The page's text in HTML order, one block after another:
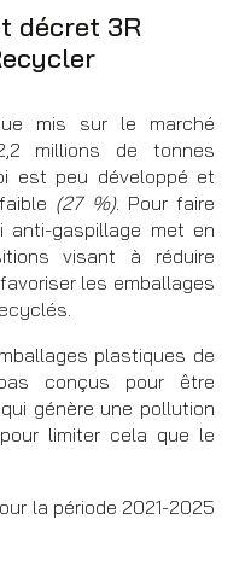
décret 3R
mis sur le marché
millions de tonnes
est peu développé et
(27 %). Pour faire
gaspillage met en
visant à réduire
les emballages
plastiques de
conçus pour être
génère une pollution
limiter cela que le
la période 2021-2025